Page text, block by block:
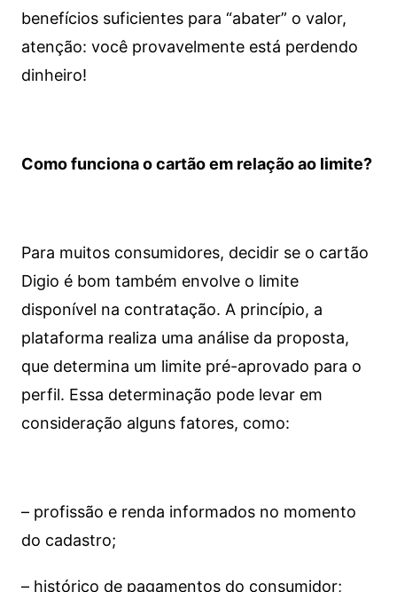
benefícios suficientes para “abater” o valor,
atenção: você provavelmente está perdendo
dinheiro!
Como funciona o cartão em relação ao limite?
Para muitos consumidores, decidir se o cartão
Digio é bom também envolve o limite
disponível na contratação. A princípio, a
plataforma realiza uma análise da proposta,
que determina um limite pré-aprovado para o
perfil. Essa determinação pode levar em
consideração alguns fatores, como:
– profissão e renda informados no momento
do cadastro;
– histórico de pagamentos do consumidor;